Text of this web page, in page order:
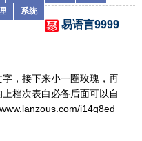
系统
易语言9999
，接下来小一圈玫瑰，再
档次表白必备后面可以自
i14g8ed